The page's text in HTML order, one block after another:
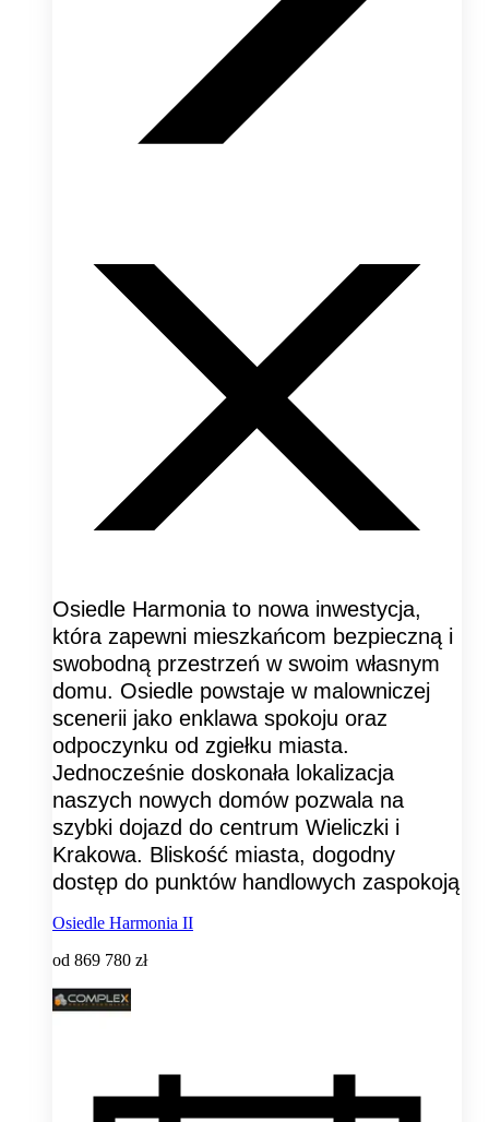
Osiedle Harmonia to nowa inwestycja,
która zapewni mieszkańcom bezpieczną i
swobodną przestrzeń w swoim własnym
domu. Osiedle powstaje w malowniczej
scenerii jako enklawa spokoju oraz
odpoczynku od zgiełku miasta.
Jednocześnie doskonała lokalizacja
naszych nowych domów pozwala na
szybki dojazd do centrum Wieliczki i
Krakowa. Bliskość miasta, dogodny
dostęp do punktów handlowych zaspokoją
Osiedle Harmonia II
od 869 780 zł